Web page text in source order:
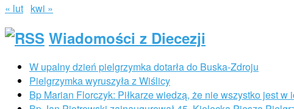
« lut kwi »
Wiadomości z Diecezji
W upalny dzień pielgrzymka dotarła do Buska-Zdroju
Pielgrzymka wyruszyła z Wiślicy
Bp Marian Florczyk: Piłkarze wiedzą, że nie wszystko jest w